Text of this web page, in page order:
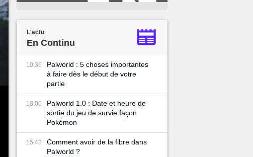
L'actu
En Continu
10:36
Palworld : 5 choses importantes
à faire dès le début de votre
partie
18:00
Palworld 1.0 : Date et heure de
sortie du jeu de survie façon
Pokémon
15:43
Comment avoir de la fibre dans
Palworld ?